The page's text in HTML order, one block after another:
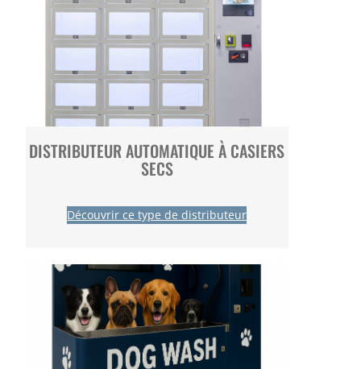
DISTRIBUTEUR AUTOMATIQUE À CASIERS
SECS
Découvrir ce type de distributeur